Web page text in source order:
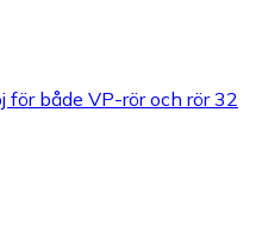
både VP-rör och rör 32